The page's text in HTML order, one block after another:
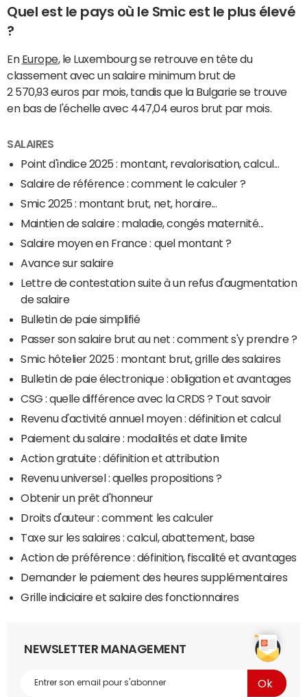
Quel est le pays où le Smic est le plus élevé
?
En Europe, le Luxembourg se retrouve en tête du
classement avec un salaire minimum brut de
2 570,93 euros par mois, tandis que la Bulgarie se trouve
en bas de l'échelle avec 447,04 euros brut par mois.
SALAIRES
Point d'indice 2025 : montant, revalorisation, calcul...
Salaire de référence : comment le calculer ?
Smic 2025 : montant brut, net, horaire...
Maintien de salaire : maladie, congés maternité...
Salaire moyen en France : quel montant ?
Avance sur salaire
Lettre de contestation suite à un refus d'augmentation
de salaire
Bulletin de paie simplifié
Passer son salaire brut au net : comment s'y prendre ?
Smic hôtelier 2025 : montant brut, grille des salaires
Bulletin de paie électronique : obligation et avantages
CSG : quelle différence avec la CRDS ? Tout savoir
Revenu d'activité annuel moyen : définition et calcul
Paiement du salaire : modalités et date limite
Action gratuite : définition et attribution
Revenu universel : quelles propositions ?
Obtenir un prêt d'honneur
Droits d'auteur : comment les calculer
Taxe sur les salaires : calcul, abattement, base
Action de préférence : définition, fiscalité et avantages
Demander le paiement des heures supplémentaires
Grille indiciaire et salaire des fonctionnaires
NEWSLETTER MANAGEMENT